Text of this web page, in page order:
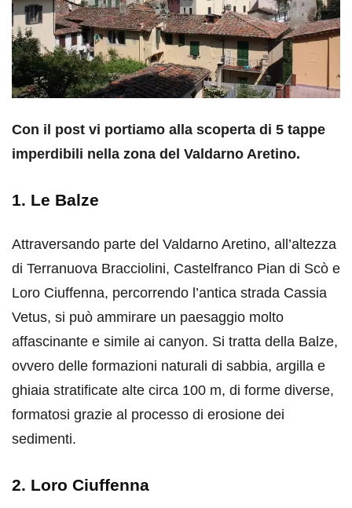
Con il post vi portiamo alla scoperta di 5 tappe
imperdibili nella zona del Valdarno Aretino.
1. Le Balze
Attraversando parte del Valdarno Aretino, all’altezza
di Terranuova Bracciolini, Castelfranco Pian di Scò e
Loro Ciuffenna, percorrendo l’antica strada Cassia
Vetus, si può ammirare un paesaggio molto
affascinante e simile ai canyon. Si tratta della Balze,
ovvero delle formazioni naturali di sabbia, argilla e
ghiaia stratificate alte circa 100 m, di forme diverse,
formatosi grazie al processo di erosione dei
sedimenti.
2. Loro Ciuffenna